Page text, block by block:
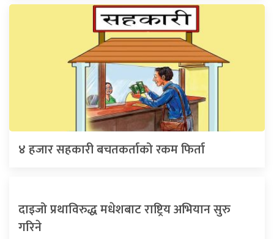
४ हजार सहकारी बचतकर्ताको रकम फिर्ता
दाइजो प्रथाविरुद्ध मधेशबाट राष्ट्रिय अभियान सुरु
गरिने